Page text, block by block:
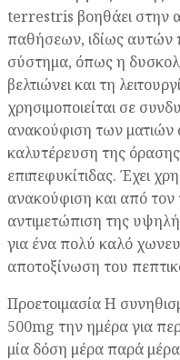
terrestris βοηθάει στην
παθήσεων, ιδίως αυτών
σύστημα, όπως η
βελτιώνει και τη
χρησιμοποιείται σε
ανακούφιση των
καλυτέρευση της
επιπεφυκίτιδας. Έχει
ανακούφιση και από
αντιμετώπιση της
για ένα πολύ καλό
αποτοξίνωση του
Προετοιμασία Η
500mg την ημέρα για
μία δόση μέρα παρά